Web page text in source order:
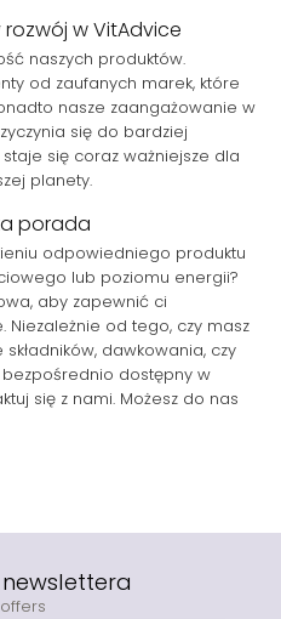
w VitAdvice
naszych produktów.
od zaufanych marek, które
nasze zaangażowanie w
się do bardziej
się coraz ważniejsze dla
planety.
porada
odpowiedniego produktu
lub poziomu energii?
aby zapewnić ci
Niezależnie od tego, czy masz
dawkowania, czy
bezpośrednio dostępny w
się z nami. Możesz do nas